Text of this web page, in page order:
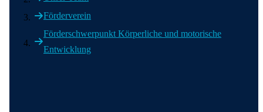
Förderverein
Förderschwerpunkt Körperliche und motorische
Entwicklung